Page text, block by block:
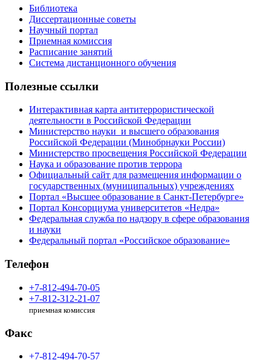
Библиотека
Диссертационные советы
Научный портал
Приемная комиссия
Расписание занятий
Система дистанционного обучения
Полезные ссылки
Интерактивная карта антитеррористической
деятельности в Российской Федерации
Министерство науки и высшего образования
Российской Федерации (Минобрнауки России)
Министерство просвещения Российской Федерации
Наука и образование против террора
Официальный сайт для размещения информации о
государственных (муниципальных) учреждениях
Портал «Высшее образование в Санкт-Петербурге»
Портал Консорциума университетов «Недра»
Федеральная служба по надзору в сфере образования
и науки
Федеральный портал «Российское образование»
Телефон
+7-812-494-70-05
+7-812-312-21-07
приемная комиссия
Факс
+7-812-494-70-57